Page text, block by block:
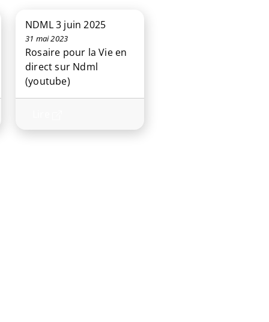
NDML 3 juin 2025
31 mai 2023
Rosaire pour la Vie en
direct sur Ndml
(youtube)